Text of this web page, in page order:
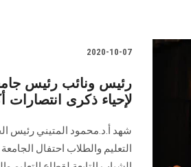
2020-10-07
رئيس ونائب رئيس
لإحياء ذكرى انتصارات
شهد أ.د.محمود المتيني رئيس
التعليم والطلاب احتفال